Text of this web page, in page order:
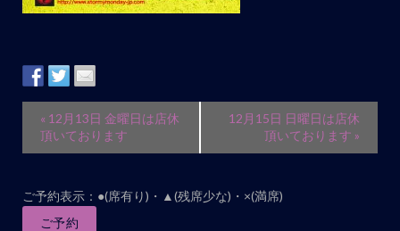
ン
ナ
« 12月13日 金曜日は店休
頂いております
12月15日 日曜日は店休
頂いております »
ご予約表示：●(席有り)・▲(残席少な)・×(満席)
ご予約